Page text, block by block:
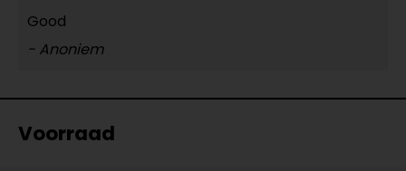
Good
- Anoniem
Voorraad